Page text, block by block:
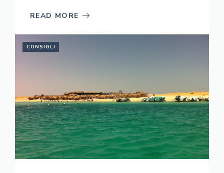
READ MORE
CONSIGLI